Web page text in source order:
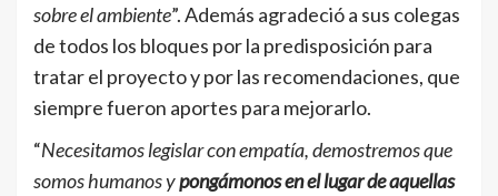
sobre el ambiente”. Además agradeció a sus colegas
de todos los bloques por la predisposición para
tratar el proyecto y por las recomendaciones, que
siempre fueron aportes para mejorarlo.
“Necesitamos legislar con empatía, demostremos que
somos humanos ypongámonos en el lugar de aquellas